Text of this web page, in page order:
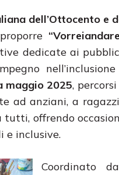
dell’Ottocento e
dedicate ai
maggio 2025,
ad anziani, a
offrendo
e inclusive.
Coordinato